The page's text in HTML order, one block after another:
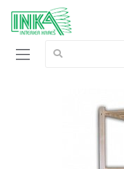
Vyhledávání: